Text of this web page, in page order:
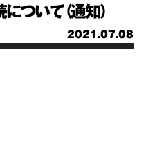
ついて（通知）
2021.07.08